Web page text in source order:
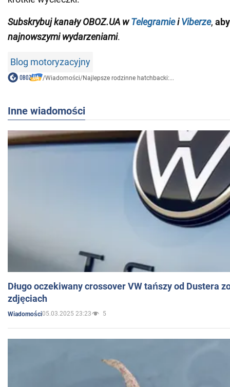
Subskrybuj kanały OBOZ.UA wTelegramieiViberze,
najnowszymi wydarzeniami.
Blog motoryzacyjny
/Wiadomości/Najlepsze rodzinne hatchbacki:...
Inne wiadomości
Długo oczekiwany crossover VW tańszy od Dustera
zdjęciach
Wiadomości05.03.2025 23:23 5